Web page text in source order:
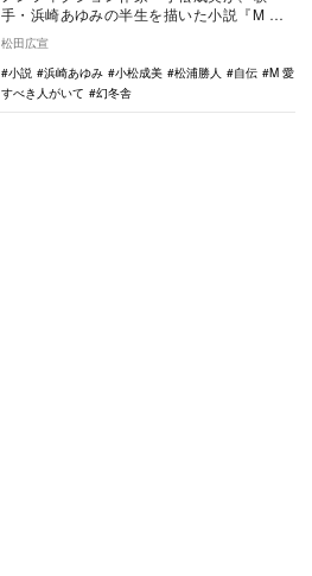
手・浜崎あゆみの半生を描いた小説『M 愛
松田広宣
小説
浜崎あゆみ 小松成美 松浦勝人 自伝
M 愛
すべき人がいて
幻冬舎